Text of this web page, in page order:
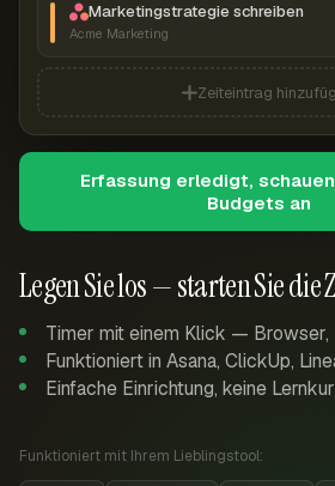
Legen Sie los — starten Sie die
Timer mit einem Klick —
Funktioniert in Asana, ClickUp,
Einfache Einrichtung, keine
Funktioniert mit Ihrem Lieblingstool:
Marketingstrategie schreiben
Acme Marketing
Zeiteintrag
Erfassung erledigt,
Budgets an